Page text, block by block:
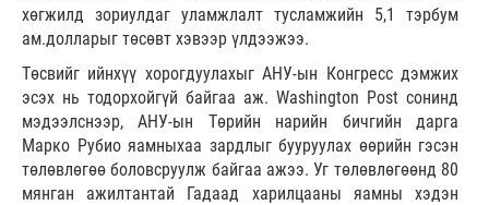
хөгжилд зориулдаг уламжлалт тусламжийн 5,1 тэрбум
ам.долларыг төсөвт хэвээр үлдээжээ.
Төсвийг ийнхүү хорогдуулахыг АНУ-ын Конгресс дэмжих
эсэх нь тодорхойгүй байгаа аж. Washington Post сонинд
мэдээлснээр, АНУ-ын Төрийн нарийн бичгийн дарга
Марко Рубио яамныхаа зардлыг бууруулах өөрийн гэсэн
төлөвлөгөө боловсруулж байгаа ажээ. Уг төлөвлөгөөнд 80
мянган ажилтантай Гадаад харилцааны яамны хэдэн